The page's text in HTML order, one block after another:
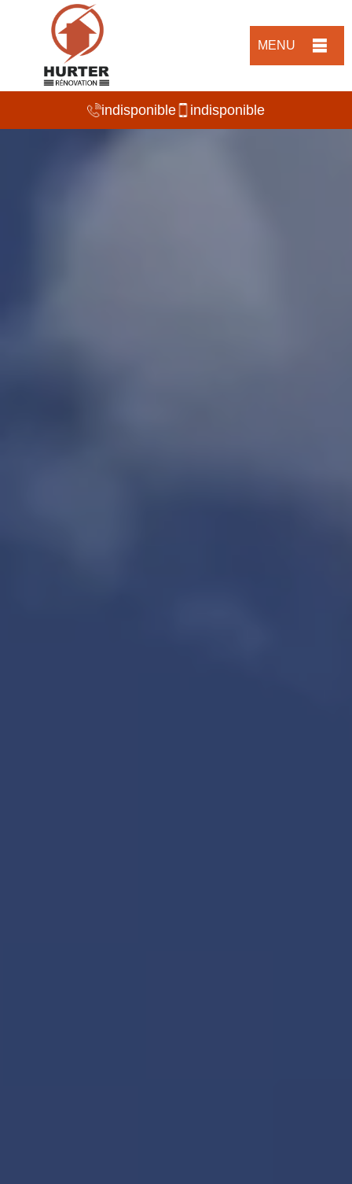
MENU
indisponible indisponible